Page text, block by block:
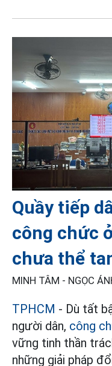
Quầy tiếp
công chức
chưa thể
MINH TÂM - NGỌC
TPHCM - Dù tất
người dân, công
vững tinh thần
những giải pháp